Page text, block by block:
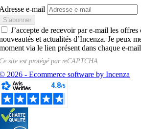
e-mail
J’accepte de recevoir par e-mail les offres
et actualités d’Incenza. Je peux
via le lien présent dans chaque e-
site est protégé parreCAPTCHA
2026 - Ecommerce software by Incenza